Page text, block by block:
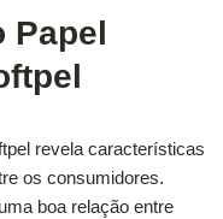
Papel
revela características
os consumidores.
boa relação entre